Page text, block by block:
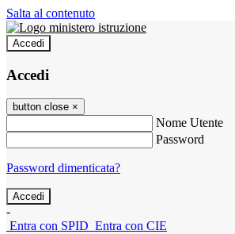
Salta al contenuto
Accedi
Accedi
button close ×
Nome Utente
Password
Password dimenticata?
-
Entra con SPID Entra con CIE